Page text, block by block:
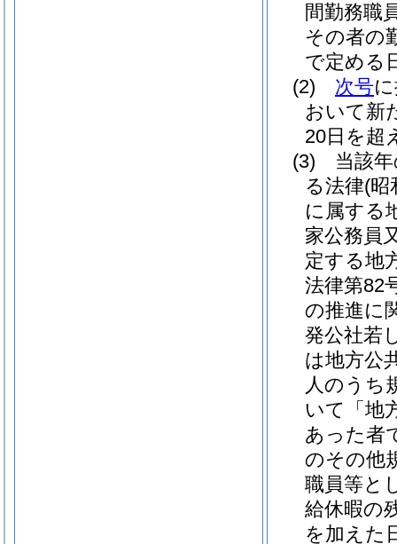
間勤務職
その者の
で定める
(2)
次号
おいて新
20日を超
(3)
当該
る法律(昭
に属する
家公務員
定する地
法律第82
の推進に
発公社若
は地方公
人のうち
いて「地
あった者
のその他
職員等と
給休暇の
を加えた